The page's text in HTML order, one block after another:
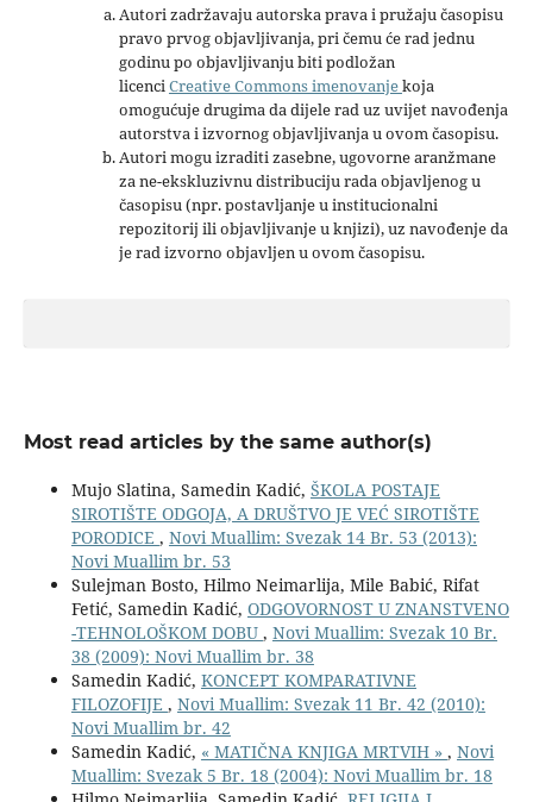
Autori zadržavaju autorska prava i pružaju časopisu
pravo prvog objavljivanja, pri čemu će rad jednu
godinu po objavljivanju biti podložan
licenciCreative Commons imenovanjekoja
omogućuje drugima da dijele rad uz uvijet navođenja
autorstva i izvornog objavljivanja u ovom časopisu.
Autori mogu izraditi zasebne, ugovorne aranžmane
za ne-ekskluzivnu distribuciju rada objavljenog u
časopisu (npr. postavljanje u institucionalni
repozitorij ili objavljivanje u knjizi), uz navođenje da
je rad izvorno objavljen u ovom časopisu.
Most read articles by the same author(s)
Mujo Slatina, Samedin Kadić, ŠKOLA POSTAJE
SIROTIŠTE ODGOJA, A DRUŠTVO JE VEĆ SIROTIŠTE
PORODICE , Novi Muallim: Svezak 14 Br. 53 (2013):
Novi Muallim br. 53
Sulejman Bosto, Hilmo Neimarlija, Mile Babić, Rifat
Fetić, Samedin Kadić, ODGOVORNOST U ZNANSTVENO
-TEHNOLOŠKOM DOBU , Novi Muallim: Svezak 10 Br.
38 (2009): Novi Muallim br. 38
Samedin Kadić, KONCEPT KOMPARATIVNE
FILOZOFIJE , Novi Muallim: Svezak 11 Br. 42 (2010):
Novi Muallim br. 42
Samedin Kadić, « MATIČNA KNJIGA MRTVIH » , Novi
Muallim: Svezak 5 Br. 18 (2004): Novi Muallim br. 18